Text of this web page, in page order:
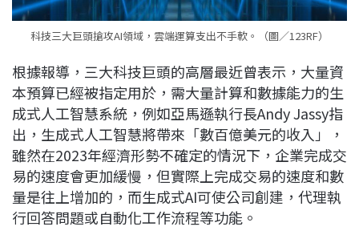
科技三大巨頭搶攻AI領域，雲端運算支出不手軟。（圖／123RF）
根據報導，三大科技巨頭的高層最近曾表示，大量資
本預算已經被指定用於，需大量計算和數據能力的生
成式人工智慧系統，例如亞馬遜執行長Andy Jassy指
出，生成式人工智慧將帶來「數百億美元的收入」，
雖然在2023年經濟形勢不確定的情況下，企業完成交
易的速度會更加緩慢，但實際上完成交易的速度和數
量是往上增加的，而生成式AI可使公司創建，代理執
行回答問題或自動化工作流程等功能。